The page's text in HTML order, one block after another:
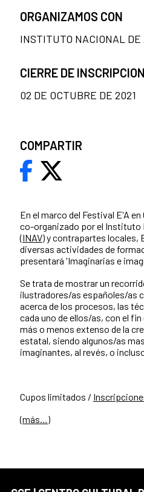
En el marco del Festival E'A
co-organizado por el Instituto
(INAV)y contrapartes locales,
diversas actividades de
presentará 'Imaginarias e
Se trata de mostrar un
ilustradores/as españoles/as
acerca de los procesos, las
cada uno de ellos/as, con el
más o menos extenso de la
estatal, siendo algunos/as
imaginantes, al revés, o
Cupos limitados /
(más…)
ORGANIZAMOS CON
INSTITUTO NACIONAL
CIERRE DE
02 DE OCTUBRE DE 2021
COMPARTIR